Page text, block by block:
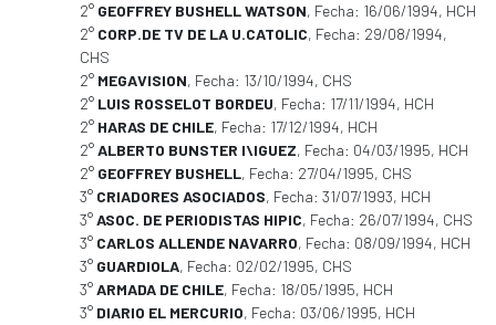
2° GEOFFREY BUSHELL WATSON, Fecha: 16/06/1994, HCH
2° CORP.DE TV DE LA U.CATOLIC, Fecha: 29/08/1994,
CHS
2° MEGAVISION, Fecha: 13/10/1994, CHS
2° LUIS ROSSELOT BORDEU, Fecha: 17/11/1994, HCH
2° HARAS DE CHILE, Fecha: 17/12/1994, HCH
2°ALBERTO BUNSTER I\IGUEZ, Fecha: 04/03/1995, HCH
2° GEOFFREY BUSHELL, Fecha: 27/04/1995, CHS
3° CRIADORES ASOCIADOS, Fecha: 31/07/1993, HCH
3°ASOC. DE PERIODISTAS HIPIC, Fecha: 26/07/1994, CHS
3° CARLOS ALLENDE NAVARRO, Fecha: 08/09/1994, HCH
3° GUARDIOLA, Fecha: 02/02/1995, CHS
3°ARMADA DE CHILE, Fecha: 18/05/1995, HCH
3° DIARIO EL MERCURIO, Fecha: 03/06/1995, HCH